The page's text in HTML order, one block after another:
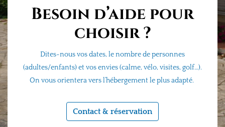
Besoin d’aide pour
choisir ?
Dites-nous vos dates, le nombre de personnes
(adultes/enfants) et vos envies (calme, vélo, visites, golf…).
On vous orientera vers l’hébergement le plus adapté.
Contact & réservation